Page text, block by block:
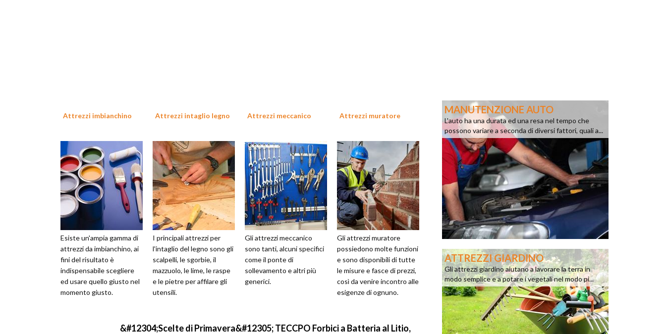
Attrezzi imbianchino
Esiste un'ampia gamma di
attrezzi da imbianchino, ai
fini del risultato è
indispensabile scegliere
ed usare quello giusto nel
momento giusto.
Attrezzi intaglio legno
I principali attrezzi per
l'intaglio del legno sono gli
scalpelli, le sgorbie, il
mazzuolo, le lime, le raspe
e le pietre per affilare gli
utensili.
Attrezzi meccanico
Gli attrezzi meccanico
sono tanti, alcuni specifici
come il ponte di
sollevamento e altri più
generici.
Attrezzi muratore
Gli attrezzi muratore
possiedono molte funzioni
e sono disponibili di tutte
le misure e fasce di prezzi,
così da venire incontro alle
esigenze di ognuno.
&#12304;Scelte di Primavera&#12305; TECCPO Forbici a Batteria al Litio,
MANUTENZIONE AUTO
L'auto ha una durata ed una resa nel tempo che
possono variare a seconda di diversi fattori, quali a...
ATTREZZI GIARDINO
Gli attrezzi giardino aiutano a lavorare la terra in
modo semplice e a potare i vegetali nel modo pi...